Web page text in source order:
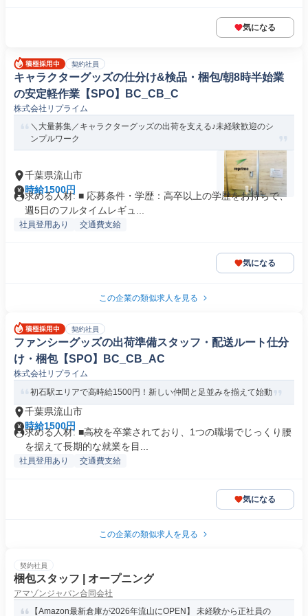
気になる
契約社員
キャラクターグッズの仕分け&検品・梱包/朝8時半始業
の安定軽作業【SPO】BC_CB_C
株式会社リプライム
＼大量募集／キャラクターグッズの出荷を支える♪未経験歓迎のシ
ンプルワーク
千葉県流山市
時給1500円
求める人材: ■ 応募条件・学歴：高卒以上の学歴をお持ちで、
週5日のフルタイムレギュ...
社員登用あり 交通費支給
気になる
この企業の類似求人を見る
契約社員
ファンシーグッズの出荷準備スタッフ・配送ルート仕分
け・梱包【SPO】BC_CB_AC
株式会社リプライム
初石駅エリアで高時給1500円！新しい仲間と足並みを揃えて始動
千葉県流山市
時給1500円
求める人材: ■高校を卒業されており、1つの職場でじっくり腰
を据えて長期的な就業を目...
社員登用あり 交通費支給
気になる
この企業の類似求人を見る
契約社員
梱包スタッフ | オープニング
アマゾンジャパン合同会社
【Amazon最新倉庫が2026年流山にOPEN】 未経験から正社員の